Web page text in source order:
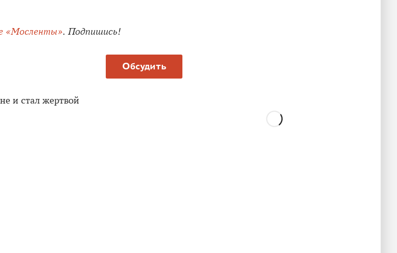
«Мосленты». Подпишись!
Обсудить
и стал жертвой